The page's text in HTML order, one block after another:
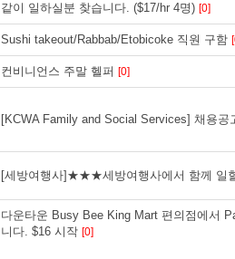
같이 일하실분 찾습니다. ($17/hr 4명) [0]
Sushi takeout/Rabbab/Etobicoke 직원 구함
컨비니언스 주말 헬퍼 [0]
[KCWA Family and Social Services] 채용공
[세방여행사]★★★세방여행사에서 함께
다운타운 Busy Bee King Mart 편의점에서
니다. $16 시작 [0]